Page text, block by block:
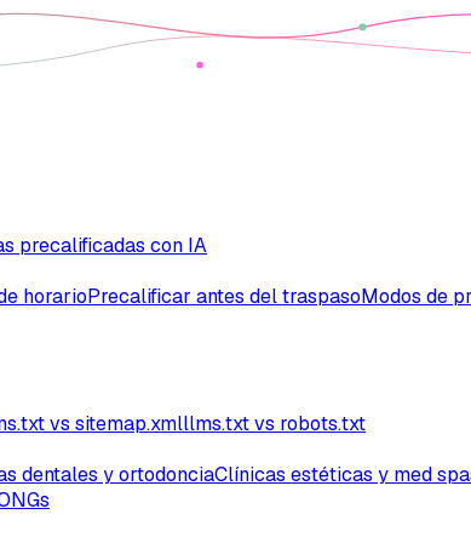
precalificadas con IA
horarioPrecalificar antes del traspasoModos de
vs sitemap.xmlllms.txt vs robots.txt
dentales y ortodonciaClínicas estéticas y med